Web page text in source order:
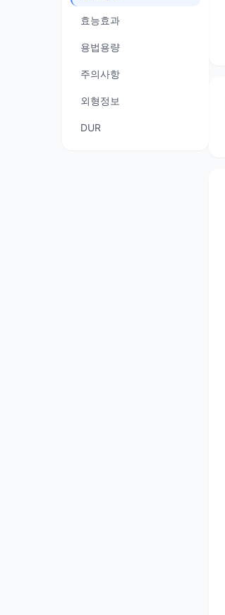
효능효과
용법용량
주의사항
외형정보
DUR